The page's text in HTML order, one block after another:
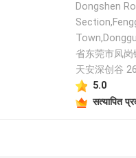
Dongshen
省东莞市凤
天安深创谷
5.0
सत्यापित